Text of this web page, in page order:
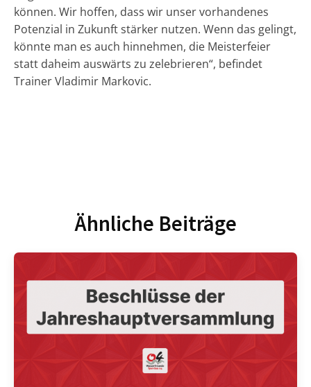
können. Wir hoffen, dass wir unser vorhandenes
Potenzial in Zukunft stärker nutzen. Wenn das gelingt,
könnte man es auch hinnehmen, die Meisterfeier
statt daheim auswärts zu zelebrieren“, befindet
Trainer Vladimir Markovic.
Ähnliche Beiträge